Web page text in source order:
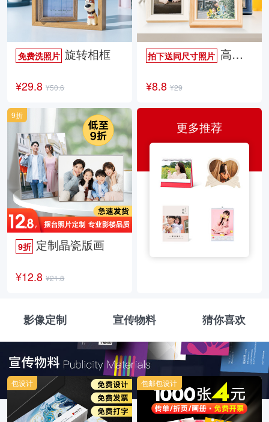
免费洗照片 旋转相框
¥29.8 ¥50.6
拍下送同尺寸照片高档欧式相框
¥8.8 ¥29
9折 定制晶瓷版画
¥12.8 ¥21.8
9折
更多推荐
影像定制 宣传物料 猜你喜欢
包设计 包邮包设计